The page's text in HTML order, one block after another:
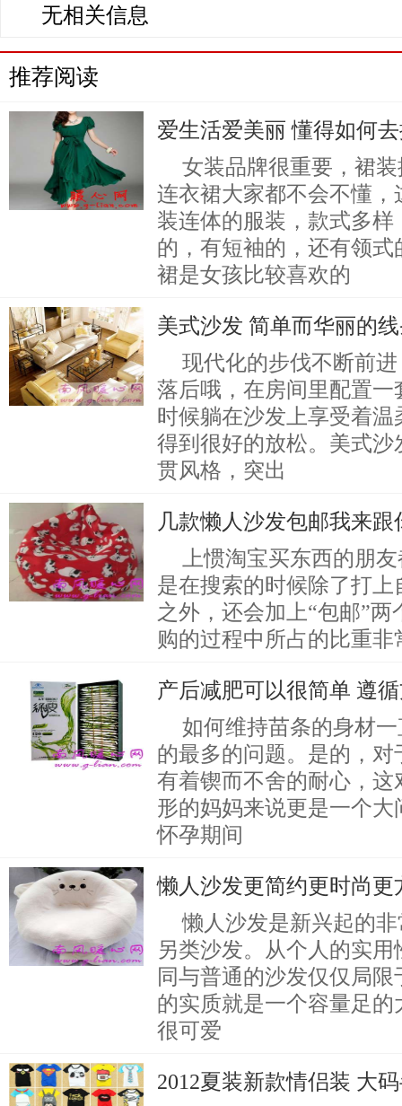
无相关信息
推荐阅读
爱生活爱美丽 懂得如何
女装品牌很重要，裙
连衣裙大家都不会不懂
装连体的服装，款式多
的，有短袖的，还有领
裙是女孩比较喜欢的
美式沙发 简单而华丽的
现代化的步伐不断前
落后哦，在房间里配置
时候躺在沙发上享受着
得到很好的放松。美式
贯风格，突出
几款懒人沙发包邮我来跟
上惯淘宝买东西的朋
是在搜索的时候除了打
之外，还会加上“包邮”
购的过程中所占的比重
产后减肥可以很简单 遵
如何维持苗条的身材
的最多的问题。是的，
有着锲而不舍的耐心，
形的妈妈来说更是一个
怀孕期间
懒人沙发更简约更时尚
懒人沙发是新兴起的
另类沙发。从个人的实
同与普通的沙发仅仅局
的实质就是一个容量足
很可爱
2012夏装新款情侣装 大